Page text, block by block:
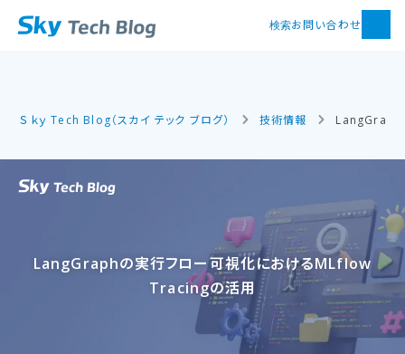
検索お問い合わせ
Ｓｋｙ Tech Blog（スカイ テック ブログ） 技術情報 LangGraph
LangGraphの​実行フロー可視化に​おける​MLflow
Tracingの​活用